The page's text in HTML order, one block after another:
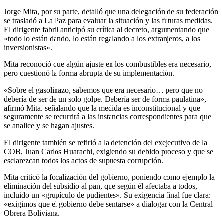
Jorge Mita, por su parte, detalló que una delegación de su federación
se trasladó a La Paz para evaluar la situación y las futuras medidas.
El dirigente fabril anticipó su crítica al decreto, argumentando que
«todo lo están dando, lo están regalando a los extranjeros, a los
inversionistas».
Mita reconoció que algún ajuste en los combustibles era necesario,
pero cuestionó la forma abrupta de su implementación.
«Sobre el gasolinazo, sabemos que era necesario… pero que no
debería de ser de un solo golpe. Debería ser de forma paulatina»,
afirmó Mita, señalando que la medida es inconstitucional y que
seguramente se recurrirá a las instancias correspondientes para que
se analice y se hagan ajustes.
El dirigente también se refirió a la detención del exejecutivo de la
COB, Juan Carlos Huarachi, exigiendo su debido proceso y que se
esclarezcan todos los actos de supuesta corrupción.
Mita criticó la focalización del gobierno, poniendo como ejemplo la
eliminación del subsidio al pan, que según él afectaba a todos,
incluido un «grupículo de pudientes». Su exigencia final fue clara:
«exigimos que el gobierno debe sentarse» a dialogar con la Central
Obrera Boliviana.